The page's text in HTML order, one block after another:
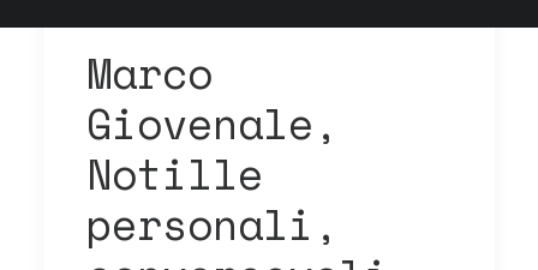
Marco
Giovenale,
Notille
personali,